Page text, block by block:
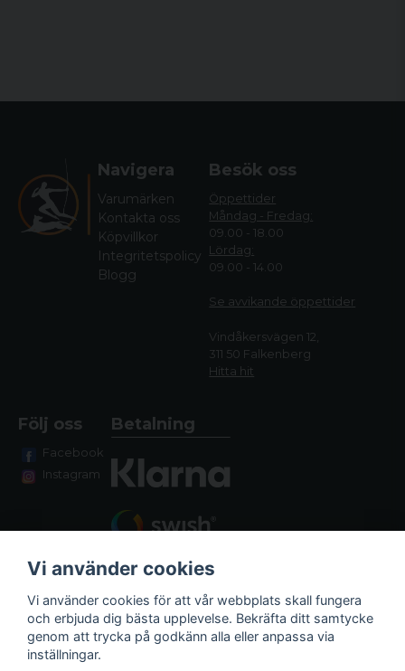
Navigera
Varumärken
Kontakta oss
Köpvillkor
Integritetspolicy
Blogg
Besök oss
Öppettider
Måndag - Fredag:
09.00 - 18.00
Lördag:
09.00 - 14.00
Se avvikande öppettider
Vindåkersvägen 12,
311 50 Falkenberg
Hitta hit
Följ oss
Facebook
Instagram
Betalning
Fraktalternativ
Vi använder cookies
Vi använder cookies för att vår webbplats skall fungera
och erbjuda dig bästa upplevelse. Bekräfta ditt samtycke
genom att trycka på godkänn alla eller anpassa via
inställningar.